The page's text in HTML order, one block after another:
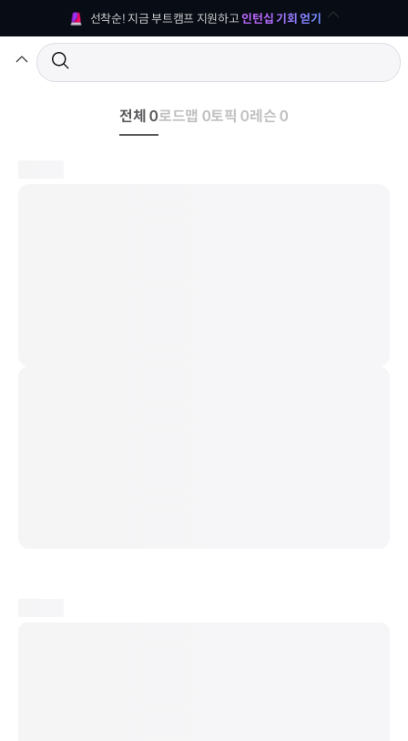
선착순! 지금 부트캠프 지원하고 인턴십 기회 얻기
전체 0로드맵 0토픽 0레슨 0